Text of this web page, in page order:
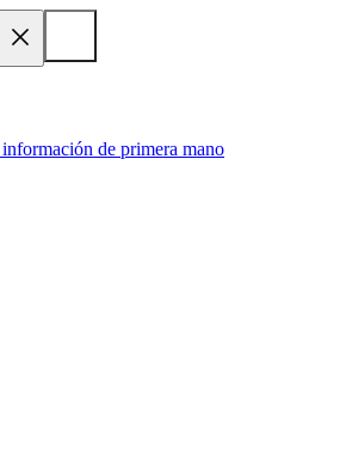
de primera mano